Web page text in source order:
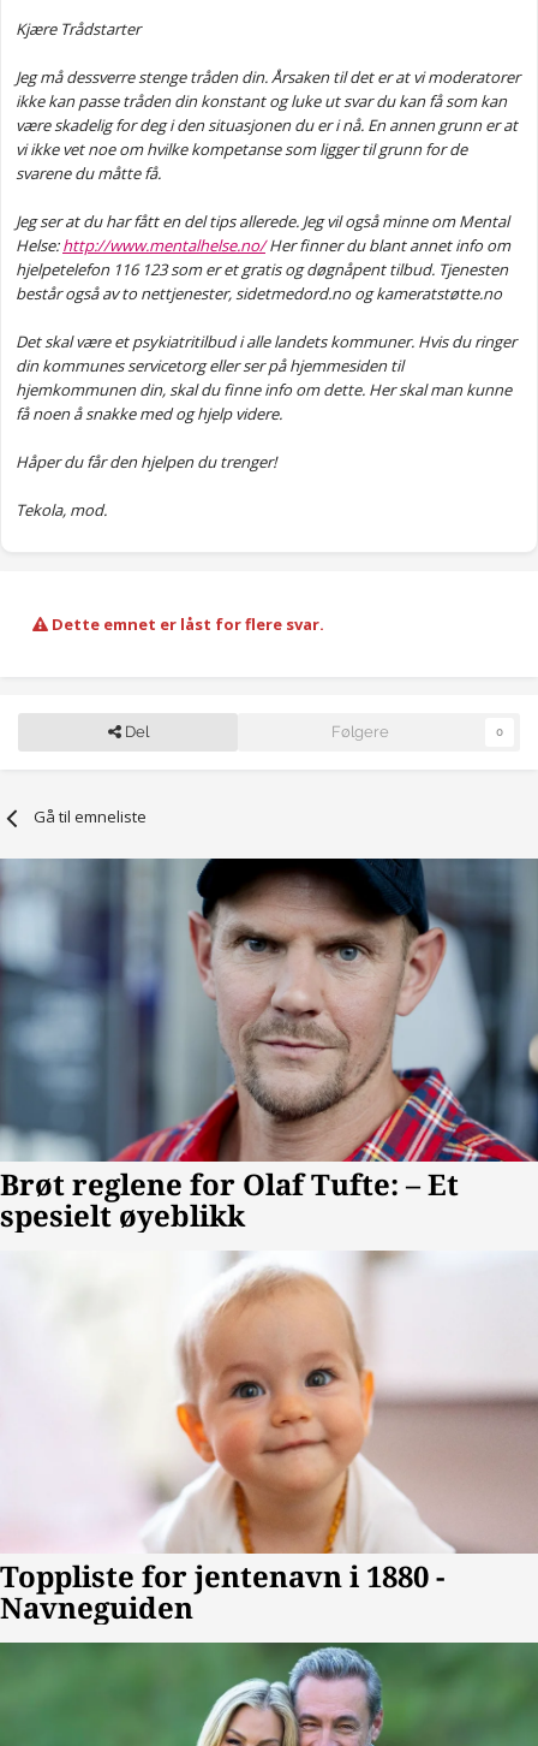
Kjære Trådstarter
Jeg må dessverre stenge tråden din. Årsaken til det er at vi moderatorer
ikke kan passe tråden din konstant og luke ut svar du kan få som kan
være skadelig for deg i den situasjonen du er i nå. En annen grunn er at
vi ikke vet noe om hvilke kompetanse som ligger til grunn for de
svarene du måtte få.
Jeg ser at du har fått en del tips allerede. Jeg vil også minne om Mental
Helse:http://www.mentalhelse.no/Her finner du blant annet info om
hjelpetelefon 116 123 som er et gratis og døgnåpent tilbud. Tjenesten
består også av to nettjenester, sidetmedord.no og kameratstøtte.no
Det skal være et psykiatritilbud i alle landets kommuner. Hvis du ringer
din kommunes servicetorg eller ser på hjemmesiden til
hjemkommunen din, skal du finne info om dette. Her skal man kunne
få noen å snakke med og hjelp videre.
Håper du får den hjelpen du trenger!
Tekola, mod.
Dette emnet er låst for flere svar.
Del Følgere 0
Gå til emneliste